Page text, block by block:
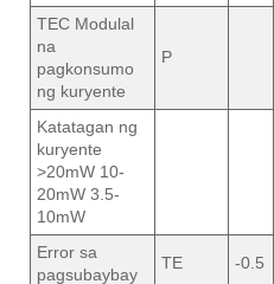
TEC Modulal
na
pagkonsumo
ng kuryente
P
Katatagan ng
kuryente
>20mW 10-
20mW 3.5-
10mW
Error sa
pagsubaybay
TE -0.5